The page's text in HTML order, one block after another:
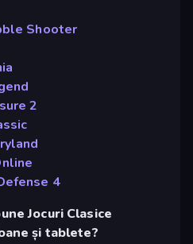
Shooter
2
4
Jocuri Clasice
și tablete?